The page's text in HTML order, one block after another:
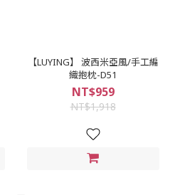
【LUYING】 波西米亞風/手工編
織抱枕-D51
NT$959
NT$1,918